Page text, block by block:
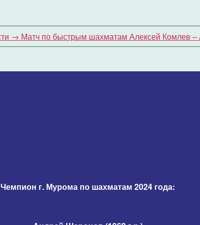
→ Матч по быстрым шахматам Алексей Комлев –
Чемпион г. Мурома по шахматам 2024 года: